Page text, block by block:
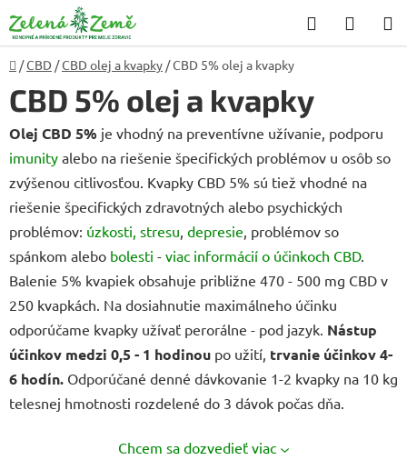
na
obsah
Hľadať
KOŠÍK
Domov
/CBD /CBD olej a kvapky /CBD 5% olej a kvapky
CBD 5% olej a kvapky
Olej CBD 5% je vhodný na preventívne užívanie, podporu
imunity alebo na riešenie špecifických problémov u osôb so
zvýšenou citlivosťou. Kvapky CBD 5% sú tiež vhodné na
riešenie špecifických zdravotných alebo psychických
problémov: úzkosti, stresu depresie , problémov so
spánkom alebo bolesti - viac informácií o účinkoch CBD.
Balenie 5% kvapiek obsahuje približne 470 - 500 mg CBD v
250 kvapkách. Na dosiahnutie maximálneho účinku
odporúčame kvapky užívať perorálne - pod jazyk. Nástup
účinkov medzi 0,5 - 1 hodinou po užití, trvanie účinkov 4-
6 hodín. Odporúčané denné dávkovanie 1-2 kvapky na 10 kg
telesnej hmotnosti rozdelené do 3 dávok počas dňa.
Chcem sa dozvedieť viac